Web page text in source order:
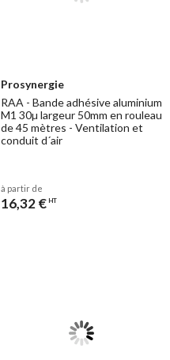
Prosynergie
RAA - Bande adhésive aluminium
M1 30µ largeur 50mm en rouleau
de 45 mètres - Ventilation et
conduit d´air
à partir de
16,32 € HT